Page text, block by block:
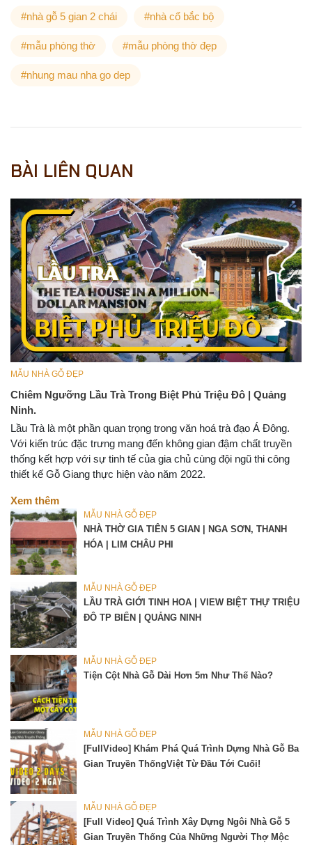
#nhà gỗ 5 gian 2 chái #nhà cổ bắc bộ
#mẫu phòng thờ #mẫu phòng thờ đẹp
#nhung mau nha go dep
BÀI LIÊN QUAN
MẪU NHÀ GỖ ĐẸP
Chiêm Ngưỡng Lầu Trà Trong Biệt Phủ Triệu Đô | Quảng
Ninh.
Lầu Trà là một phần quan trọng trong văn hoá trà đạo Á Đông.
Với kiến trúc đặc trưng mang đến không gian đậm chất truyền
thống kết hợp với sự tinh tế của gia chủ cùng đội ngũ thi công
thiết kế Gỗ Giang thực hiện vào năm 2022.
Xem thêm
MẪU NHÀ GỖ ĐẸP
NHÀ THỜ GIA TIÊN 5 GIAN | NGA SƠN, THANH
HÓA | LIM CHÂU PHI
MẪU NHÀ GỖ ĐẸP
LẦU TRÀ GIỚI TINH HOA | VIEW BIỆT THỰ TRIỆU
ĐÔ TP BIỂN | QUẢNG NINH
MẪU NHÀ GỖ ĐẸP
Tiện Cột Nhà Gỗ Dài Hơn 5m Như Thế Nào?
MẪU NHÀ GỖ ĐẸP
[FullVideo] Khám Phá Quá Trình Dựng Nhà Gỗ Ba
Gian Truyền ThốngViệt Từ Đầu Tới Cuối!
MẪU NHÀ GỖ ĐẸP
[Full Video] Quá Trình Xây Dựng Ngôi Nhà Gỗ 5
Gian Truyền Thống Của Những Người Thợ Mộc